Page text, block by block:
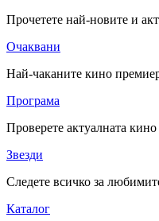
Прочетете най-новите и
Очаквани
Най-чаканите кино
Програма
Проверете актуалната
Звезди
Следете всичко за
Каталог